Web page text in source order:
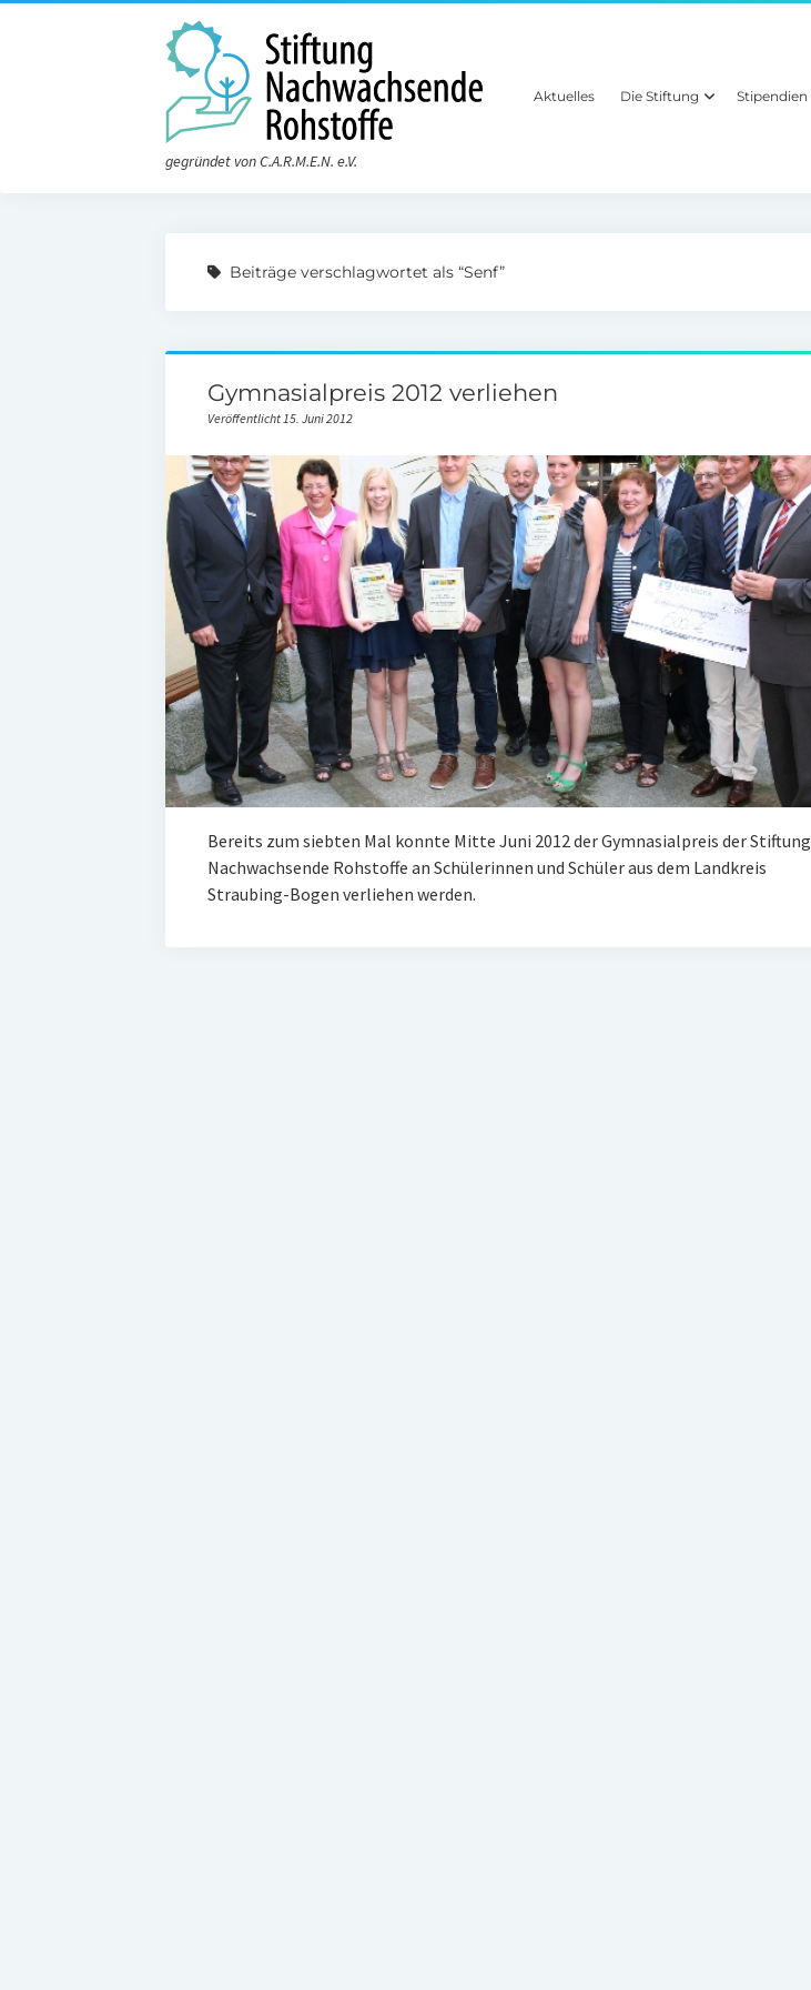
gegründet von C.A.R.M.E.N. e.V.
Aktuelles Die Stiftung Stipendien
Beiträge verschlagwortet als “Senf”
Gymnasialpreis 2012 verliehen
Veröffentlicht 15. Juni 2012
Bereits zum siebten Mal konnte Mitte Juni 2012 der Gymnasialpreis der Stiftung
Nachwachsende Rohstoffe an Schülerinnen und Schüler aus dem Landkreis
Straubing-Bogen verliehen werden.